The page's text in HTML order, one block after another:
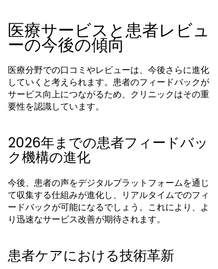
医療サービスと患者レビュ
ーの今後の傾向
医療分野での口コミやレビューは、今後さらに進化
していくと考えられます。患者のフィードバックが
サービス向上につながるため、クリニックはその重
要性を認識しています。
2026年までの患者フィードバッ
ク機構の進化
今後、患者の声をデジタルプラットフォームを通じ
て収集する仕組みが進化し、リアルタイムでのフィ
ードバックが可能になるでしょう。これにより、よ
り迅速なサービス改善が期待されます。
患者ケアにおける技術革新